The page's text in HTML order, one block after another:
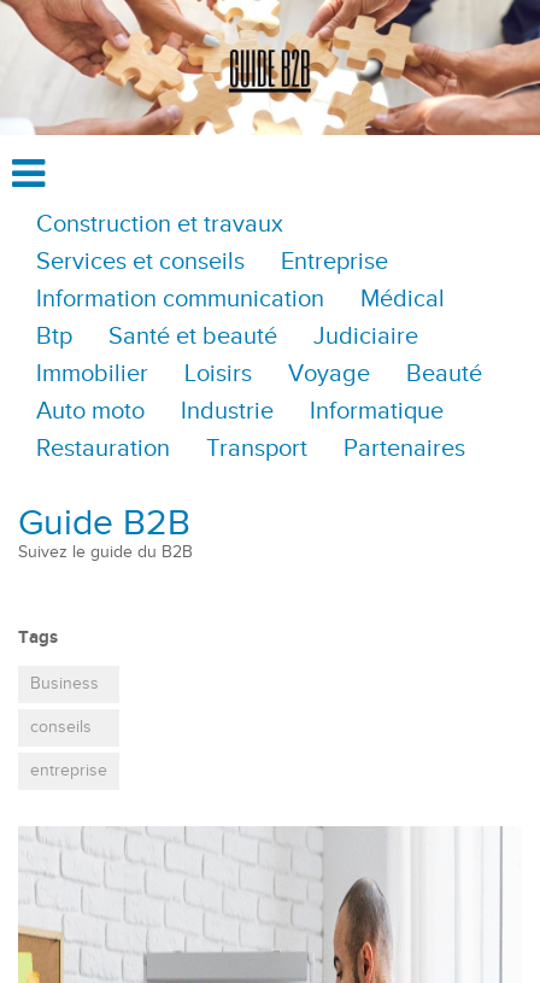
Construction et travaux
Services et conseils
Entreprise
Information communication
Médical
Btp
Santé et beauté
Judiciaire
Immobilier
Loisirs Voyage
Beauté
Auto moto
Industrie
Informatique
Restauration
Transport Partenaires
Guide B2B
Suivez le guide du B2B
Tags
Business
conseils
entreprise